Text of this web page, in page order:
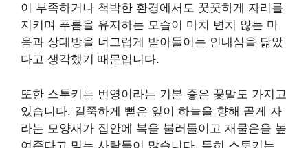
이 부족하거나 척박한 환경에서도 꿋꿋하게 자리를
지키며 푸름을 유지하는 모습이 마치 변치 않는 마
음과 상대방을 너그럽게 받아들이는 인내심을 닮았
다고 생각했기 때문입니다.
또한 스투키는 번영이라는 기분 좋은 꽃말도 가지고
있습니다. 길쭉하게 뻗은 잎이 하늘을 향해 곧게 자
라는 모양새가 집안에 복을 불러들이고 재물운을 높
여준다고 믿는 사람들이 많습니다. 특히 스투키는